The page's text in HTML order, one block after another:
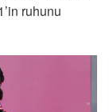
ruhunu